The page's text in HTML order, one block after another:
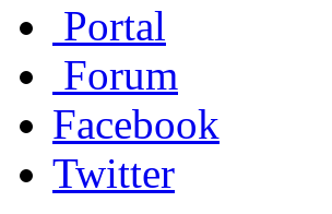
Portal
Forum
Facebook
Twitter